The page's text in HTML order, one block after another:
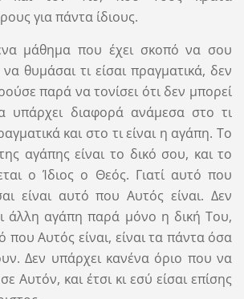
για πάντα ίδιους.
μάθημα που έχει σκοπό να σου
να θυμάσαι τι είσαι πραγματικά, δεν
παρά να τονίσει ότι δεν μπορεί
υπάρχει διαφορά ανάμεσα στο τι
και στο τι είναι η αγάπη. Το
αγάπης είναι το δικό σου, και το
ο Ίδιος ο Θεός. Γιατί αυτό που
είναι αυτό που Αυτός είναι. Δεν
άλλη αγάπη παρά μόνο η δική Του,
που Αυτός είναι, είναι τα πάντα όσα
Δεν υπάρχει κανένα όριο που να
σε Αυτόν, και έτσι κι εσύ είσαι επίσης